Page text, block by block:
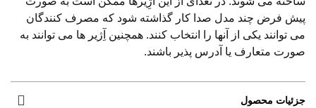
پیش فرض چند مدل صدا کار گذاشته شود که مصرف کنندگان
می توانند یکی از آنها را انتخاب کنند. همچنین آِژیر ها می توانند به
صورت متعارف یا آدرس پذیر باشند.
جزئیات محصول